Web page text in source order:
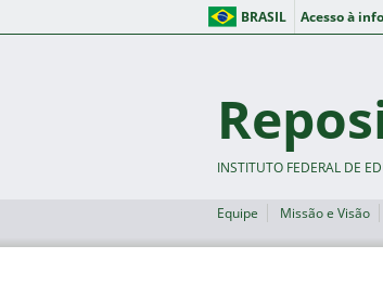
BRASIL Acesso à
INSTITUTO FEDERAL DE
Equipe Missão e Visão